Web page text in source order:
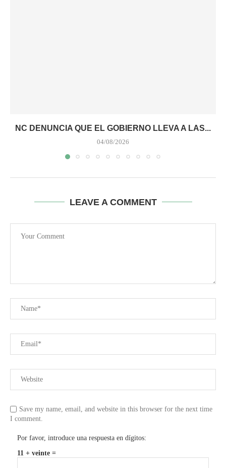
NC DENUNCIA QUE EL GOBIERNO LLEVA A LAS...
04/08/2026
LEAVE A COMMENT
Save my name, email, and website in this browser for the next time
I comment.
Por favor, introduce una respuesta en dígitos:
11 + veinte =